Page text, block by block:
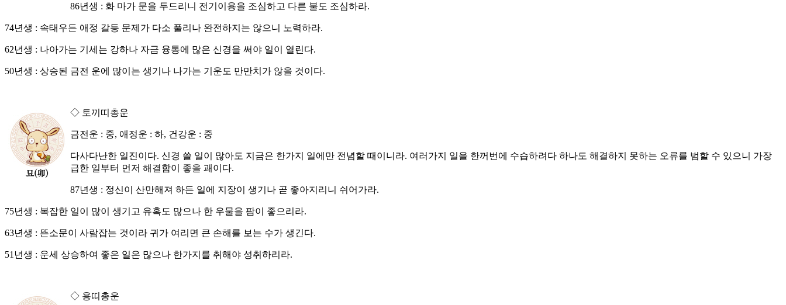
86년생 : 화 마가 문을 두드리니 전기이용을 조심하고 다른 불도 조심하라.
74년생 : 속태우든 애정 갈등 문제가 다소 풀리나 완전하지는 않으니 노력하라.
62년생 : 나아가는 기세는 강하나 자금 융통에 많은 신경을 써야 일이 열린다.
50년생 : 상승된 금전 운에 많이는 생기나 나가는 기운도 만만치가 않을 것이다.
◇ 토끼띠총운
금전운 : 중, 애정운 : 하, 건강운 : 중
다사다난한 일진이다. 신경 쓸 일이 많아도 지금은 한가지 일에만 전념할 때이니라. 여러가지 일을 한꺼번에 수습하려다 하나도 해결하지 못하는 오류를 범할 수 있으니 가장
급한 일부터 먼저 해결함이 좋을 괘이다.
87년생 : 정신이 산만해져 하든 일에 지장이 생기나 곧 좋아지리니 쉬어가라.
75년생 : 복잡한 일이 많이 생기고 유혹도 많으나 한 우물을 팜이 좋으리라.
63년생 : 뜬소문이 사람잡는 것이라 귀가 여리면 큰 손해를 보는 수가 생긴다.
51년생 : 운세 상승하여 좋은 일은 많으나 한가지를 취해야 성취하리라.
◇ 용띠총운